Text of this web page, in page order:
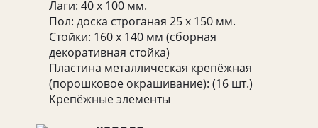
Лаги: 40 х 100 мм.
Пол: доска строганая 25 х 150 мм.
Стойки: 160 х 140 мм (сборная
декоративная стойка)
Пластина металлическая крепёжная
(порошковое окрашивание): (16 шт.)
Крепёжные элементы